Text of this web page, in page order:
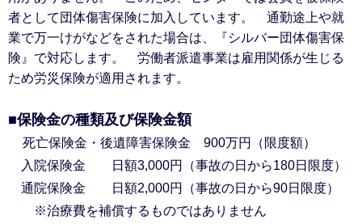
者として団体傷害保険に加入しています。 通勤途上や就
業で万一けがなどをされた場合は、『シルバー団体傷害保
険』で対応します。 労働者派遣事業は雇用関係が生じる
ため労災保険が適用されます。
■保険金の種類及び保険金額
死亡保険金・後遺障害保険金 900万円（限度額）
入院保険金 日額3,000円（事故の日から180日限度）
通院保険金 日額2,000円（事故の日から90日限度）
※治療費を補償するものではありません